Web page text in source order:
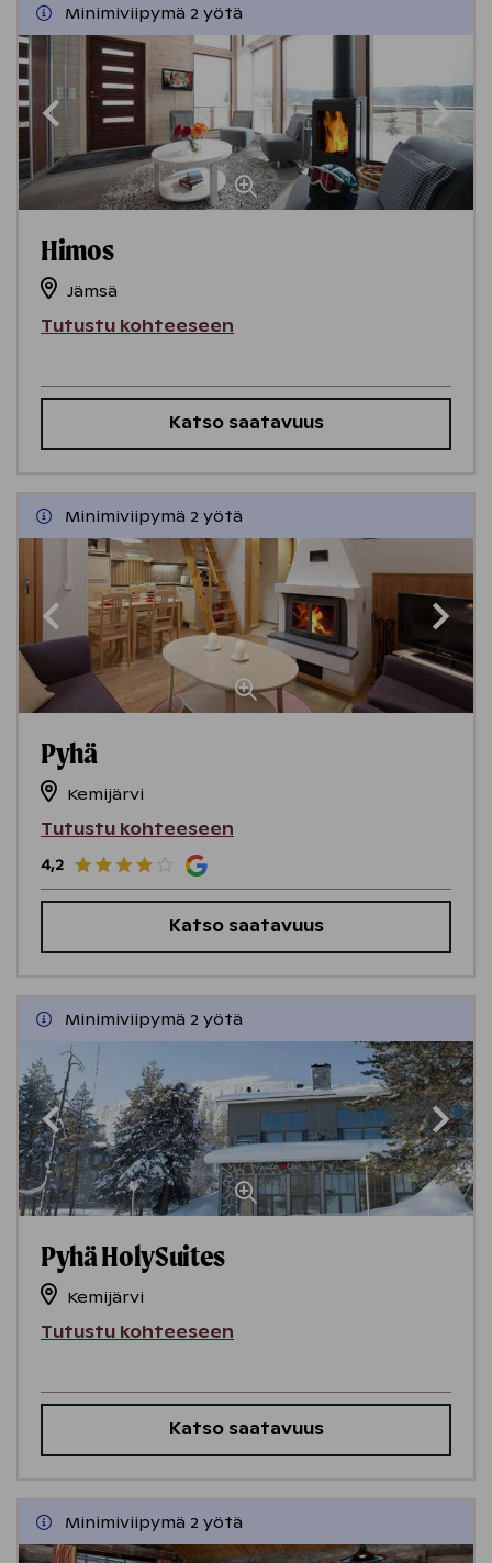
Minimiviipymä 2 yötä
Himos
Jämsä
Tutustu kohteeseen
Katso saatavuus
Minimiviipymä 2 yötä
Pyhä
Kemijärvi
Tutustu kohteeseen
4,2
Katso saatavuus
Minimiviipymä 2 yötä
Pyhä HolySuites
Kemijärvi
Tutustu kohteeseen
Katso saatavuus
Minimiviipymä 2 yötä